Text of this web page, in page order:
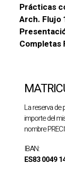
Prácticas
Arch. Flujo
Completas
La reserva de
importe del
nombre
IBAN:
ES83 0049